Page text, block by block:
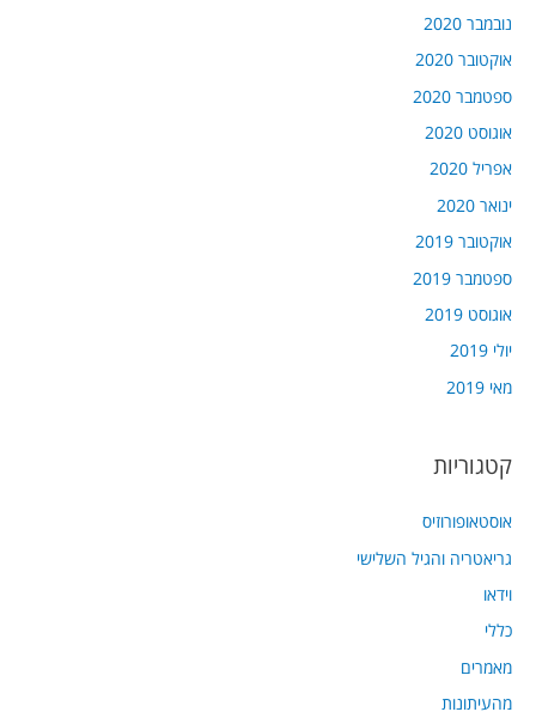
נובמבר 2020
אוקטובר 2020
ספטמבר 2020
אוגוסט 2020
אפריל 2020
ינואר 2020
אוקטובר 2019
ספטמבר 2019
אוגוסט 2019
יולי 2019
מאי 2019
קטגוריות
אוסטאופורוזיס
גריאטריה והגיל השלישי
וידאו
כללי
מאמרים
מהעיתונות